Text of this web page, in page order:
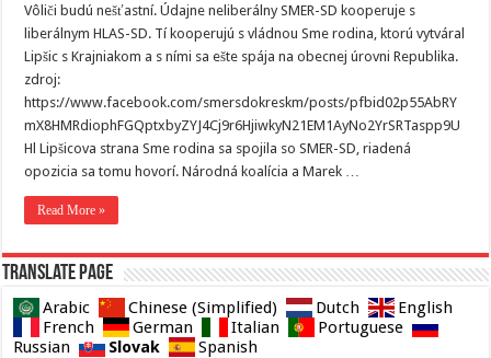
Vôliči budú nešťastní. Údajne neliberálny SMER-SD kooperuje s
liberálnym HLAS-SD. Tí kooperujú s vládnou Sme rodina, ktorú vytváral
Lipšic s Krajniakom a s ními sa ešte spája na obecnej úrovni Republika.
zdroj:
https://www.facebook.com/smersdokreskm/posts/pfbid02p55AbRY
mX8HMRdiophFGQptxbyZYJ4Cj9r6HjiwkyN21EM1AyNo2YrSRTaspp9U
Hl Lipšicova strana Sme rodina sa spojila so SMER-SD, riadená
opozicia sa tomu hovorí. Národná koalícia a Marek …
Read More »
Translate page
Arabic Chinese (Simplified) Dutch
English
French
German Italian
Portuguese
Russian
Slovak Spanish